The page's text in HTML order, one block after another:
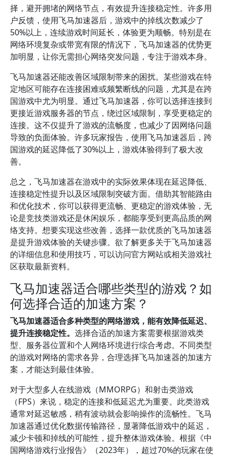
择，避开拥堵的网络节点，有效提升连接稳定性。许多用
户反馈，使用飞马加速器后，游戏中的掉线次数减少了
50%以上，连续游戏时间延长，体验更为顺畅。特别是在
网络环境复杂或带宽有限的情况下，飞马加速器的优势更
加明显，让你无需担心网络突发问题，专注于游戏本身。
飞马加速器还能改善区域限制带来的困扰。某些游戏在特
定地区可能存在连接困难或频繁断线的问题，尤其是在跨
国游戏中尤为明显。通过飞马加速器，你可以选择连接到
更接近游戏服务器的节点，绕过区域限制，享受更稳定的
连接。这不仅提升了游戏的流畅度，也减少了因网络问题
导致的负面体验。许多玩家报告，使用飞马加速器后，跨
国游戏的延迟降低了30%以上，游戏体验得到了极大改
善。
总之，飞马加速器在游戏中的实际效果体现在延迟降低、
连接稳定性提升以及区域限制突破方面。借助其智能路由
和优化技术，你可以获得更流畅、更稳定的游戏体验，无
论是竞技类游戏还是休闲娱乐，都能享受到更高品质的网
络支持。想要实现这些改善，选择一款优质的飞马加速器
是提升游戏体验的关键步骤。欲了解更多关于飞马加速器
的详细信息和使用技巧，可以访问官方网站或相关游戏社
区获取最新资料。
飞马加速器适合哪些类型的游戏？如
何选择合适的加速方案？
飞马加速器适合多种类型的网络游戏，能有效降低延迟、
提升连接稳定性。 选择合适的加速方案需要根据游戏类
型、服务器位置和个人网络环境进行综合考虑。不同类型
的游戏对网络的需求各异，合理选择飞马加速器的加速方
案，才能达到最佳体验。
对于大型多人在线游戏（MMORPG）和射击类游戏
（FPS）来说，稳定的连接和低延迟尤为重要。此类游戏
通常对延迟敏感，稍有波动就会影响操作的流畅性。飞马
加速器通过优化数据传输路径，显著降低游戏中的延迟，
减少卡顿和掉线的可能性，提升整体游戏体验。根据《中
国网络游戏行业报告》（2023年），超过70%的玩家在使